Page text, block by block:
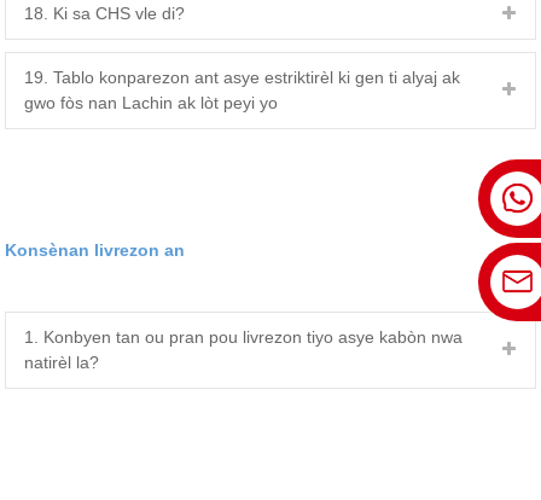
18. Ki sa CHS vle di?
19. Tablo konparezon ant asye estriktirèl ki gen ti alyaj ak
gwo fòs nan Lachin ak lòt peyi yo
Konsènan livrezon an
1. Konbyen tan ou pran pou livrezon tiyo asye kabòn nwa
natirèl la?